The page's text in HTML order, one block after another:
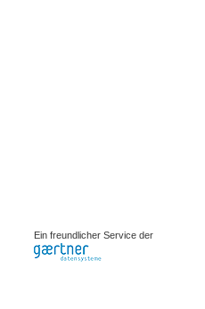
Ein freundlicher Service der